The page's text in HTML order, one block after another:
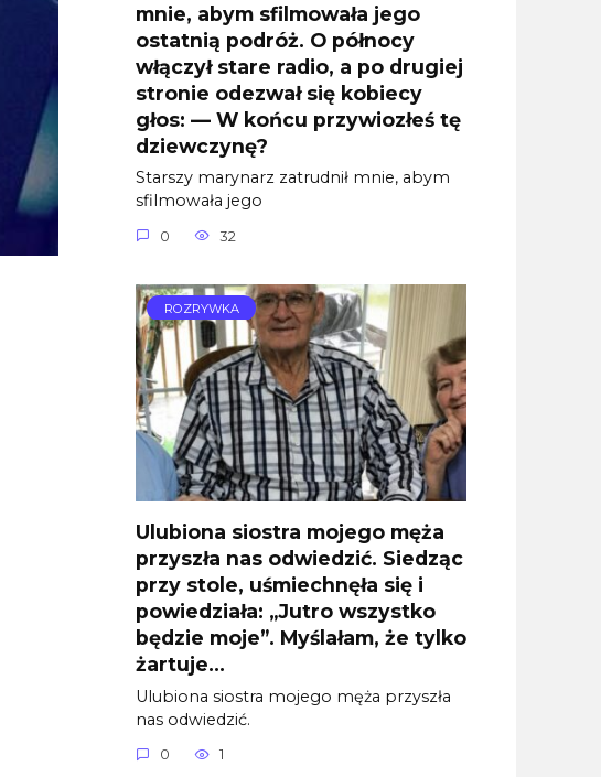
mnie, abym sfilmowała jego
ostatnią podróż. O północy
włączył stare radio, a po drugiej
stronie odezwał się kobiecy
głos: — W końcu przywiozłeś tę
dziewczynę?
Starszy marynarz zatrudnił mnie, abym
sfilmowała jego
0 32
ROZRYWKA
Ulubiona siostra mojego męża
przyszła nas odwiedzić. Siedząc
przy stole, uśmiechnęła się i
powiedziała: „Jutro wszystko
będzie moje”. Myślałam, że tylko
żartuje…
Ulubiona siostra mojego męża przyszła
nas odwiedzić.
0 1